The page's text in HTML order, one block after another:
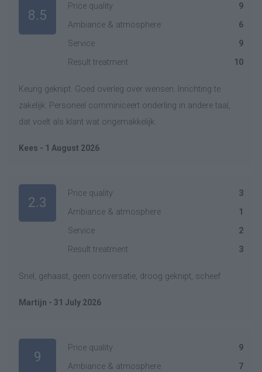
8.5
Price quality
9
Ambiance & atmosphere
6
Service
9
Result treatment
10
Keurig geknipt. Goed overleg over wensen. Inrichting te
zakelijk. Personeel comminiceert onderling in andere taal,
dat voelt als klant wat ongemakkelijk.
Kees - 1 August 2026
2.3
Price quality
3
Ambiance & atmosphere
1
Service
2
Result treatment
3
Snel, gehaast, geen conversatie, droog geknipt, scheef
Martijn - 31 July 2026
9
Price quality
9
Ambiance & atmosphere
7